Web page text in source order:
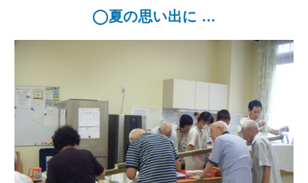
◯夏の思い出に …